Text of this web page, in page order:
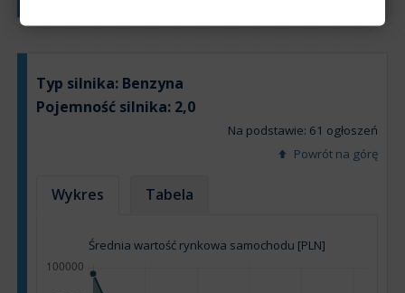
Typ silnika: Benzyna
Pojemność silnika: 2,0
Na podstawie: 61 ogłoszeń
Powrót na górę
Wykres Tabela
Średnia wartość rynkowa samochodu [PLN]